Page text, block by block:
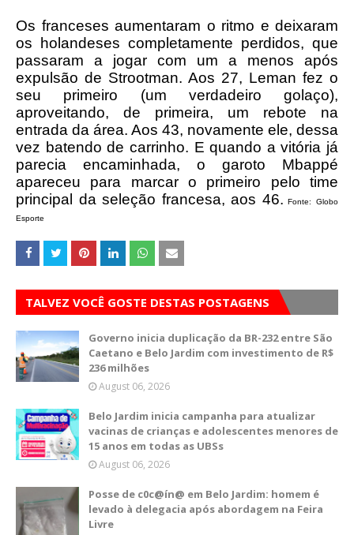
Os franceses aumentaram o ritmo e deixaram
os holandeses completamente perdidos, que
passaram a jogar com um a menos após
expulsão de Strootman. Aos 27, Leman fez o
seu primeiro (um verdadeiro golaço),
aproveitando, de primeira, um rebote na
entrada da área. Aos 43, novamente ele, dessa
vez batendo de carrinho. E quando a vitória já
parecia encaminhada, o garoto Mbappé
apareceu para marcar o primeiro pelo time
principal da seleção francesa, aos 46. Fonte: Globo
Esporte
TALVEZ VOCÊ GOSTE DESTAS POSTAGENS
Governo inicia duplicação da BR-232 entre São
Caetano e Belo Jardim com investimento de R$
236 milhões
August 06, 2026
Belo Jardim inicia campanha para atualizar
vacinas de crianças e adolescentes menores de
15 anos em todas as UBSs
August 06, 2026
Posse de c0c@ín@ em Belo Jardim: homem é
levado à delegacia após abordagem na Feira
Livre